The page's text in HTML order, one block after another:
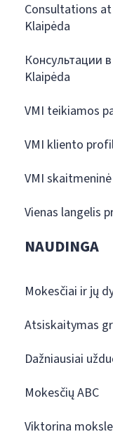
Consultations
Klaipėda
Консультации
Klaipėda
VMI teikiamos
VMI kliento
VMI
Vienas langelis
NAUDINGA
Mokesčiai ir jų
Atsiskaitymas
Dažniausiai
Mokesčių ABC
Viktorina